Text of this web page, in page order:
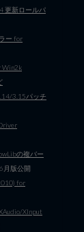
更新ロールパ
ー for
Win2k
3.15パッチ
の複バー
月版公開
for
XInput